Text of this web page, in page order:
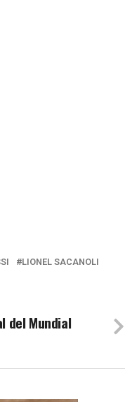
LIONEL SACANOLI
del Mundial